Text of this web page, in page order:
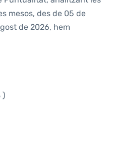
mesos, des de 05 de
de 2026, hem
)